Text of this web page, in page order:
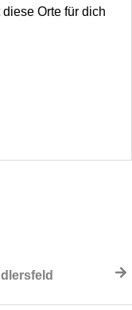
Orte für dich